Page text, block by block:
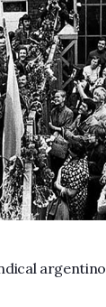
argentino